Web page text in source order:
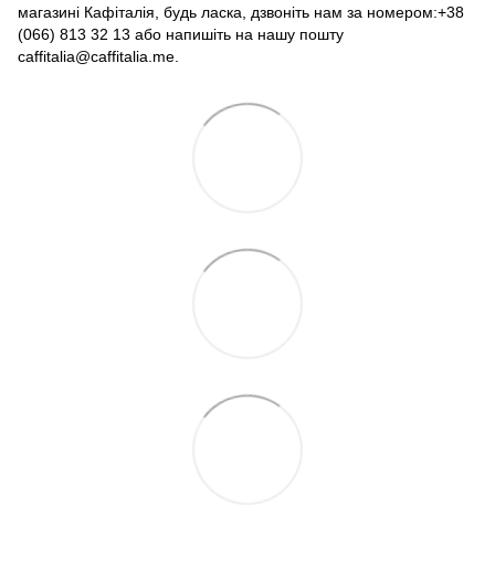
магазині Кафіталія, будь ласка, дзвоніть нам за номером:+38
(066) 813 32 13 або напишіть на нашу пошту
caffitalia@caffitalia.me.